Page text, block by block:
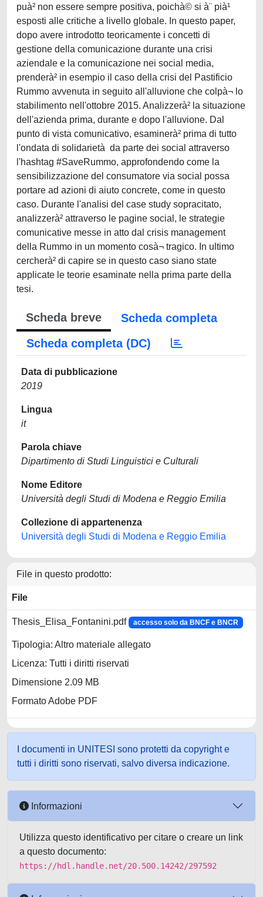
puà² non essere sempre positiva, poichà© si à¨ pià¹
esposti alle critiche a livello globale. In questo paper,
dopo avere introdotto teoricamente i concetti di
gestione della comunicazione durante una crisi
aziendale e la comunicazione nei social media,
prenderà² in esempio il caso della crisi del Pastificio
Rummo avvenuta in seguito all'alluvione che colpà¬ lo
stabilimento nell'ottobre 2015. Analizzerà² la situazione
dell'azienda prima, durante e dopo l'alluvione. Dal
punto di vista comunicativo, esaminerà² prima di tutto
l'ondata di solidarietà da parte dei social attraverso
l'hashtag #SaveRummo, approfondendo come la
sensibilizzazione del consumatore via social possa
portare ad azioni di aiuto concrete, come in questo
caso. Durante l'analisi del case study sopracitato,
analizzerà² attraverso le pagine social, le strategie
comunicative messe in atto dal crisis management
della Rummo in un momento cosà¬ tragico. In ultimo
cercherà² di capire se in questo caso siano state
applicate le teorie esaminate nella prima parte della
tesi.
Scheda breve
Scheda completa
Scheda completa (DC)
Data di pubblicazione
2019
Lingua
it
Parola chiave
Dipartimento di Studi Linguistici e Culturali
Nome Editore
Università degli Studi di Modena e Reggio Emilia
Collezione di appartenenza
Università degli Studi di Modena e Reggio Emilia
File in questo prodotto:
File
Thesis_Elisa_Fontanini.pdf accesso solo da BNCF e BNCR
Tipologia: Altro materiale allegato
Licenza: Tutti i diritti riservati
Dimensione 2.09 MB
Formato Adobe PDF
I documenti in UNITESI sono protetti da copyright e
tutti i diritti sono riservati, salvo diversa indicazione.
Informazioni
Utilizza questo identificativo per citare o creare un link
a questo documento:
https://hdl.handle.net/20.500.14242/297592